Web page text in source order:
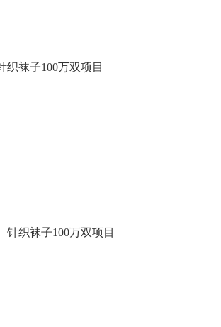
织袜子100万双项目
针织袜子100万双项目